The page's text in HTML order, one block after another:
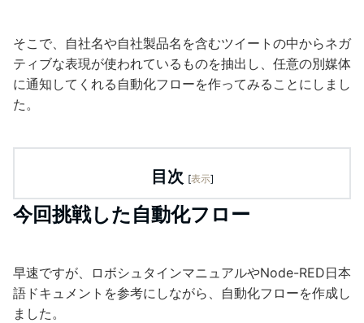
そこで、自社名や自社製品名を含むツイートの中からネガ
ティブな表現が使われているものを抽出し、任意の別媒体
に通知してくれる自動化フローを作ってみることにしまし
た。
目次 [表示]
今回挑戦した自動化フロー
早速ですが、ロボシュタインマニュアルやNode-RED日本
語ドキュメントを参考にしながら、自動化フローを作成し
ました。